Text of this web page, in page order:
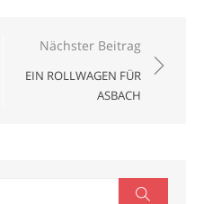
Nächster Beitrag
EIN ROLLWAGEN FÜR
ASBACH